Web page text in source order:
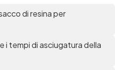
di resina per
i tempi di asciugatura della